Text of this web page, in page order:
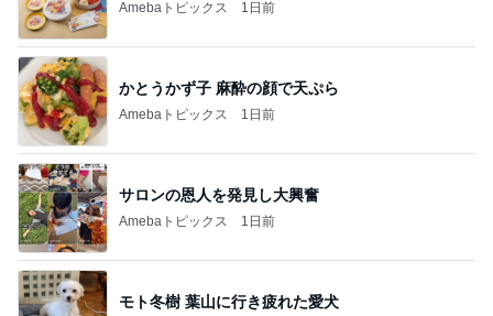
Amebaトピックス 1日前
かとうかず子 麻酔の顔で天ぷら
Amebaトピックス 1日前
サロンの恩人を発見し大興奮
Amebaトピックス 1日前
モト冬樹 葉山に行き疲れた愛犬